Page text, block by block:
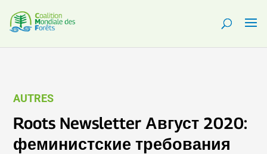
AUTRES
Roots Newsletter Август 2020:
феминистские требования